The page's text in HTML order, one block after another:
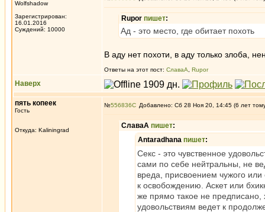
Wolfshadow
Зарегистрирован:
16.01.2016
Суждений: 10000
Rupor пишет:
Ад - это место, где обитает похоть
В аду нет похоти, в аду только злоба,
Ответы на этот пост: СлаваА Rupor
Наверх
пять копеек
Гость
Откуда: Kaliningrad
№556836 Добавлено: Сб 28 Ноя 20, 14:45 (6 лет
СлаваА пишет:
Antaradhana пишет:
Секс - это чувственное
сами по себе нейтральны, не
вреда, присвоением чужого
к освобождению. Аскет или
же прямо такое не предписано,
удовольствиям ведет к